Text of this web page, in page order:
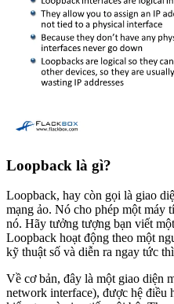
Loopback là gì?
Loopback, hay còn gọi là giao
mạng ảo. Nó cho phép một máy
nó. Hãy tưởng tượng bạn viết
Loopback hoạt động theo một
kỹ thuật số và diễn ra ngay tức
Về cơ bản, đây là một giao diện
network interface), được hệ điều